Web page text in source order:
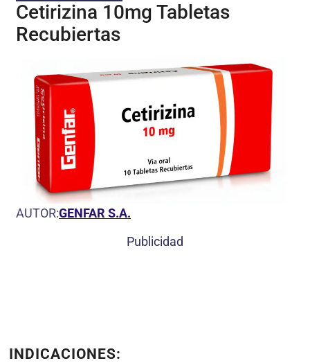
Cetirizina 10mg Tabletas
Recubiertas
AUTOR:GENFAR S.A.
Publicidad
INDICACIONES: